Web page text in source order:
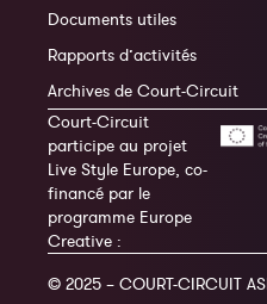
Documents utiles
Rapports d’activités
Archives de Court-Circuit
Court-Circuit
participe au projet
Live Style Europe, co-
financé par le
programme Europe
Creative :
© 2025 – COURT-CIRCUIT